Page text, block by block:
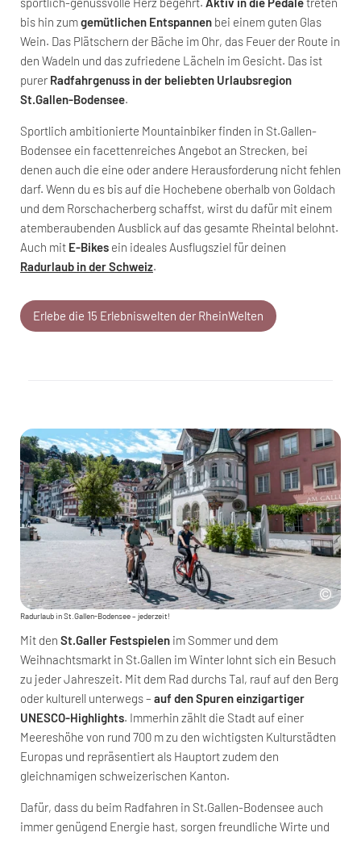
bis hin zumgemütlichen Entspannen bei einem guten Glas
Wein. Das Plätschern der Bäche im Ohr, das Feuer der Route in
den Wadeln und das zufriedene Lächeln im Gesicht. Das ist
purer Radfahrgenuss in der beliebten Urlaubsregion
St.Gallen-Bodensee.
Sportlich ambitionierte Mountainbiker finden in St.Gallen-
Bodensee ein facettenreiches Angebot an Strecken, bei
denen auch die eine oder andere Herausforderung nicht fehlen
darf. Wenn du es bis auf die Hochebene oberhalb von Goldach
und dem Rorschacherberg schaffst, wirst du dafür mit einem
atemberaubenden Ausblick auf das gesamte Rheintal belohnt.
Auch mit E-Bikes ein ideales Ausflugsziel für deinen
Radurlaub in der Schweiz.
Erlebe die 15 Erlebniswelten der RheinWelten
Radurlaub in St.Gallen-Bodensee – jederzeit!
Mit den St.Galler Festspielen im Sommer und dem
Weihnachtsmarkt in St.Gallen im Winter lohnt sich ein Besuch
zu jeder Jahreszeit. Mit dem Rad durchs Tal, rauf auf den Berg
oder kulturell unterwegs – auf den Spuren einzigartiger
UNESCO-Highlights. Immerhin zählt die Stadt auf einer
Meereshöhe von rund 700 m zu den wichtigsten Kulturstädten
Europas und repräsentiert als Hauptort zudem den
gleichnamigen schweizerischen Kanton.
Dafür, dass du beim Radfahren in St.Gallen-Bodensee auch
immer genügend Energie hast, sorgen freundliche Wirte und